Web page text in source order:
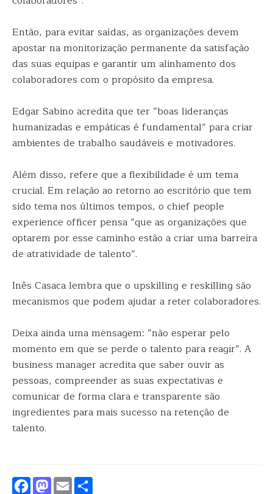
Então, para evitar saídas, as organizações devem
apostar na monitorização permanente da satisfação
das suas equipas e garantir um alinhamento dos
colaboradores com o propósito da empresa.
Edgar Sabino acredita que ter “boas lideranças
humanizadas e empáticas é fundamental” para criar
ambientes de trabalho saudáveis e motivadores.
Além disso, refere que a flexibilidade é um tema
crucial. Em relação ao retorno ao escritório que tem
sido tema nos últimos tempos, o chief people
experience officer pensa “que as organizações que
optarem por esse caminho estão a criar uma barreira
de atratividade de talento”.
Inês Casaca lembra que o upskilling e reskilling são
mecanismos que podem ajudar a reter colaboradores.
Deixa ainda uma mensagem: “não esperar pelo
momento em que se perde o talento para reagir”. A
business manager acredita que saber ouvir as
pessoas, compreender as suas expectativas e
comunicar de forma clara e transparente são
ingredientes para mais sucesso na retenção de
talento.
Facebook
Mastodon
Email